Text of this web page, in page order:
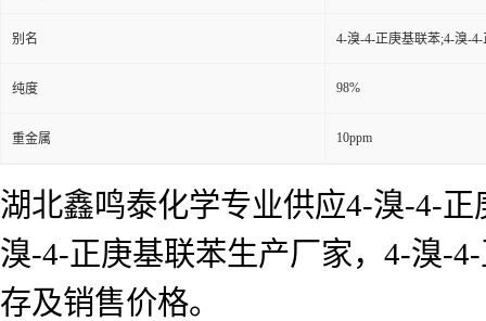
别名 4-溴-4-正庚基联苯;4-溴-
纯度 98%
重金属 10ppm
湖北鑫鸣泰化学专业供应4-溴-4-
溴-4-正庚基联苯生产厂家，4-溴-
存及销售价格。